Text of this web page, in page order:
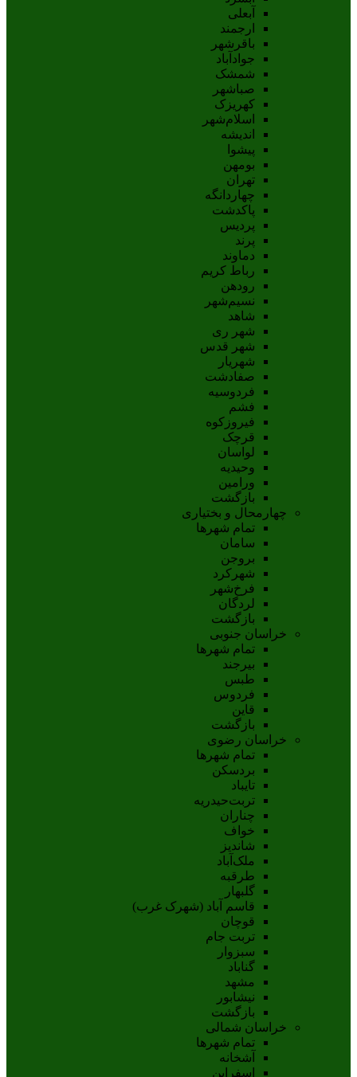
آبعلی
ارجمند
باقرشهر
جوادآباد
شمشک
صباشهر
کهریزک
اسلام‌شهر
اندیشه
پيشوا
بومهن
تهران
چهاردانگه
پاکدشت
پردیس
پرند
دماوند
رباط کریم
رودهن
نسيم‌شهر
شاهد
شهر ری
شهر قدس
شهریار
صفادشت
فردوسیه
فشم
فیروزکوه
قرچک
لواسان
وحیدیه
ورامین
بازگشت
چهارمحال و بختیاری
تمام شهر‌ها
سامان
بروجن
شهرکرد
فرخ‌شهر
لردگان
بازگشت
خراسان جنوبی
تمام شهر‌ها
بيرجند
طبس
فردوس
قاين
بازگشت
خراسان رضوی
تمام شهر‌ها
بردسکن
تایباد
تربت‌حیدریه
چناران
خواف
شاندیز
ملک‌آباد
طرقبه
گلبهار
قاسم آباد (شهرک غرب)
قوچان
تربت جام
سبزوار
گناباد
مشهد
نيشابور
بازگشت
خراسان شمالی
تمام شهر‌ها
آشخانه
اسفراين